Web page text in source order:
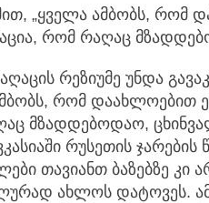
„ყველა ამბობს,
რომ რაღაც
რეზიუმე უნდა
რომ დაახლოებით
მზადდებოდაო,
რუსეთის
თავიანთ ბაზებზე კი
ახლოს დატოვეს.